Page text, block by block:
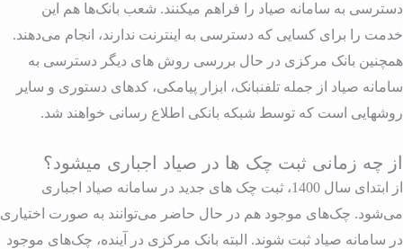
به سامانه صیاد را فراهم میکنند. شعب بانک‌ها هم این
را برای کسایی که دسترسی به اینترنت ندارند، انجام می‌دهند.
بانک مرکزی در حال بررسی روش های دیگر دسترسی به
صیاد از جمله تلفنبانک، ابزار پیامکی، کدهای دستوری و سایر
است که توسط شبکه بانکی اطلاع رسانی خواهند شد.
چه زمانی ثبت چک ها در صیاد اجباری میشود؟
از ابتدای سال 1400‌، ثبت چک های جدید در سامانه صیاد اجباری
چک‌های موجود هم در حال حاضر می‌توانند به صورت اختیاری
سامانه صیاد ثبت شوند. البته بانک مرکزی در آینده، چک‌های موجود